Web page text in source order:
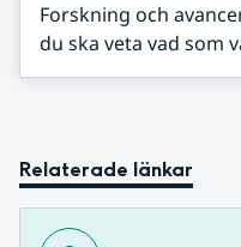
Forskning och
du ska veta vad som
Relaterade länkar